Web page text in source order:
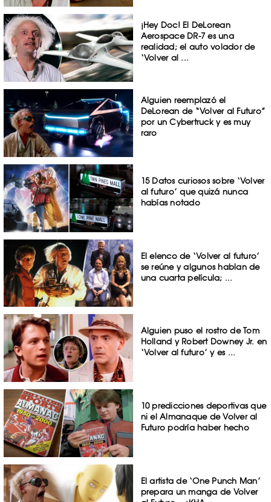
¡Hey Doc! El DeLorean
Aerospace DR-7 es una
realidad; el auto volador de
‘Volver al ...
Alguien reemplazó el
DeLorean de “Volver al Futuro”
por un Cybertruck y es muy
raro
15 Datos curiosos sobre ‘Volver
al futuro’ que quizá nunca
habías notado
El elenco de ‘Volver al futuro’
se reúne y algunos hablan de
una cuarta película; ...
Alguien puso el rostro de Tom
Holland y Robert Downey Jr. en
‘Volver al futuro’ y es ...
10 predicciones deportivas que
ni el Almanaque de Volver al
Futuro podría haber hecho
El artista de ‘One Punch Man’
prepara un manga de Volver